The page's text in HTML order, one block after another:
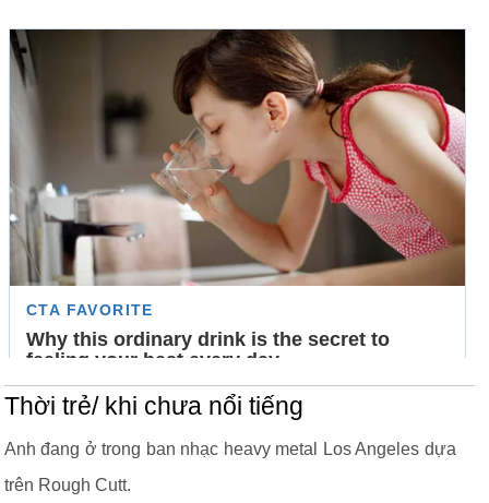
Thời trẻ/ khi chưa nổi tiếng
Anh đang ở trong ban nhạc heavy metal Los Angeles dựa
trên Rough Cutt.